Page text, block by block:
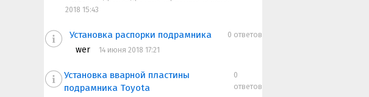
2018 15:43
Установка распорки подрамника
wer 14 июня 2018 17:21
0 ответов
Установка вварной пластины
подрамника Toyota
0
ответов